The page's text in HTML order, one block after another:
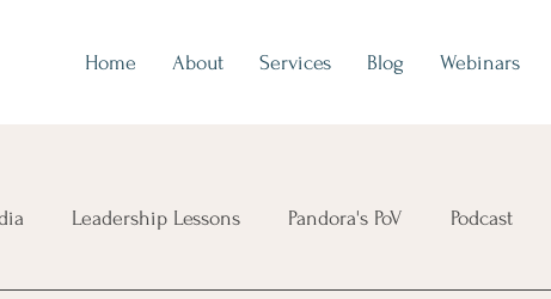
Home About Services Blog Webinars
Leadership Lessons Pandora's PoV Podcast